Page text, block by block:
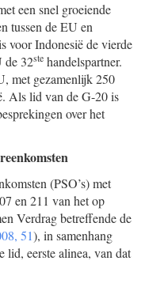
een snel groeiende
tussen de EU en
voor Indonesië de vierde
de 32ste handelspartner.
met gezamenlijk 250
Als lid van de G-20 is
over het
(PSO’s) met
en 211 van het op
Verdrag betreffende de
51), in samenhang
lid, eerste alinea, van dat